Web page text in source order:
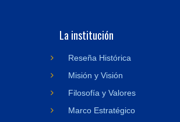
La institución
Reseña Histórica
Misión y Visión
Filosofía y Valores
Marco Estratégico